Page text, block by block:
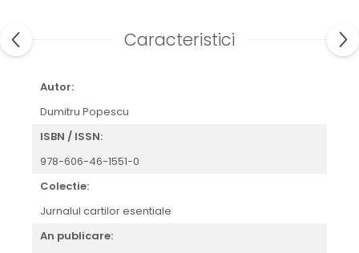
Caracteristici
Autor:
Dumitru Popescu
ISBN / ISSN:
978-606-46-1551-0
Colectie:
Jurnalul cartilor esentiale
An publicare: